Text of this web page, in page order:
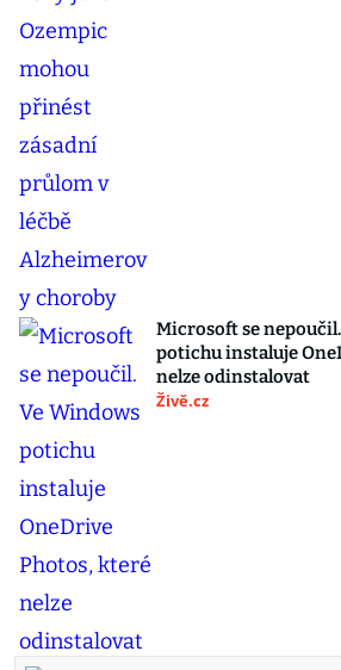
Microsoft se
potichu instaluje
nelze odinstalovat
Živě.cz